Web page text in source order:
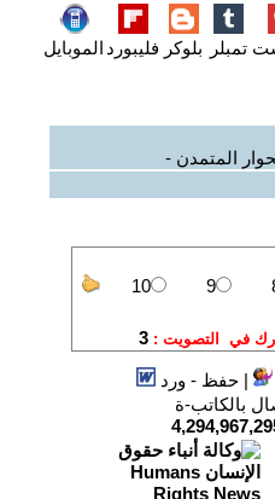
تمبلر بلوكر فليبورد الموبايل
المتمدن -
|حفظ - ورد
بالكاتب-ة